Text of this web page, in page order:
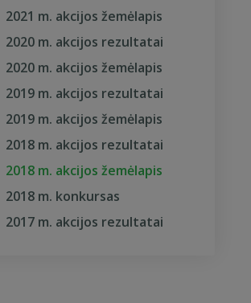
2021 m. akcijos žemėlapis
2020 m. akcijos rezultatai
2020 m. akcijos žemėlapis
2019 m. akcijos rezultatai
2019 m. akcijos žemėlapis
2018 m. akcijos rezultatai
2018 m. akcijos žemėlapis
2018 m. konkursas
2017 m. akcijos rezultatai